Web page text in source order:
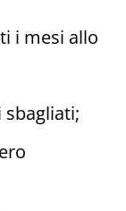
i mesi allo